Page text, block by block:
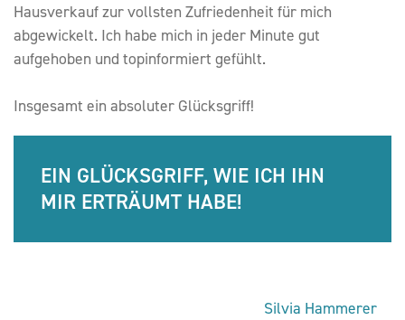
Hausverkauf zur vollsten Zufriedenheit für mich
abgewickelt. Ich habe mich in jeder Minute gut
aufgehoben und topinformiert gefühlt.
Insgesamt ein absoluter Glücksgriff!
EIN GLÜCKSGRIFF, WIE ICH IHN
MIR ERTRÄUMT HABE!
Silvia Hammerer